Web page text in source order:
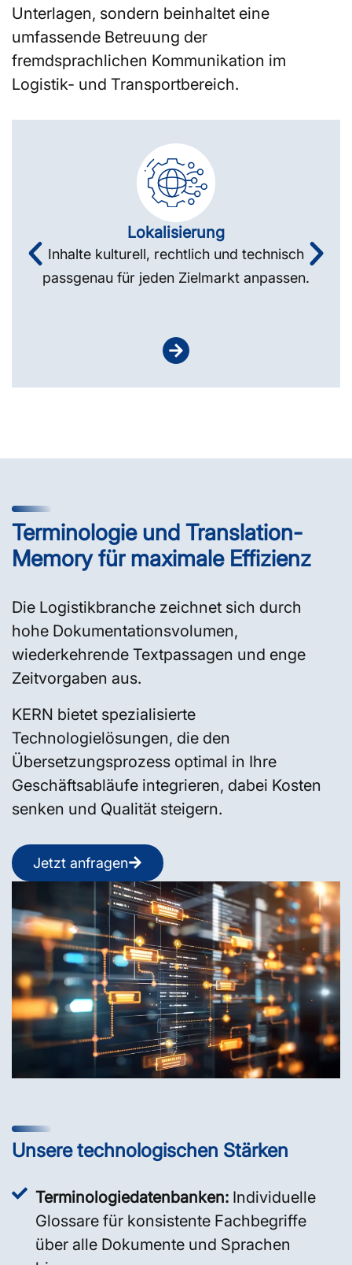
Unterlagen, sondern beinhaltet eine
umfassende Betreuung der
fremdsprachlichen Kommunikation im
Logistik- und Transportbereich.
Lokalisierung
Inhalte kulturell, rechtlich und technisch
passgenau für jeden Zielmarkt anpassen.
Terminologie und Translation-
Memory für maximale Effizienz
Die Logistikbranche zeichnet sich durch
hohe Dokumentationsvolumen,
wiederkehrende Textpassagen und enge
Zeitvorgaben aus.
KERN bietet spezialisierte
Technologielösungen, die den
Übersetzungsprozess optimal in Ihre
Geschäftsabläufe integrieren, dabei Kosten
senken und Qualität steigern.
Jetzt anfragen
Unsere technologischen Stärken
Terminologiedatenbanken: Individuelle
Glossare für konsistente Fachbegriffe
über alle Dokumente und Sprachen